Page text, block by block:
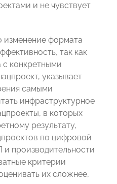
и не чувствует
изменение формата
так как
с конкретными
указывает
самыми
инфраструктурное
в которых
результату,
по цифровой
производительности
критерии
их сложнее,